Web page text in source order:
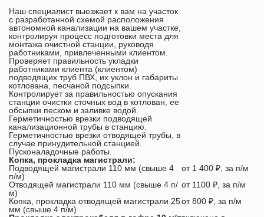
Наш специалист выезжает к вам на участок
с разработанной схемой расположения
автономной канализации на вашем участке,
контролируя процесс подготовки места для
монтажа очистной станции, руководя
работниками, привлеченными клиентом.
Проверяет правильность укладки
работниками клиента (клиентом)
подводящих труб ПВХ, их уклон и габариты
котлована, песчаной подсыпки.
Контролирует за правильностью опускания
станции очистки сточных вод в котлован, ее
обсыпки песком и заливке водой.
Герметичностью врезки подводящей
канализационной трубы в станцию.
Герметичностью врезки отводящей трубы, в
случае принудительной станцией.
Пусконаладочные работы.
Копка, прокладка магистрали:
Подводящей магистрали 110 мм (свыше 4
п/м)
от 1 400 ₽, за п/м
Отводящей магистрали 110 мм (свыше 4 п/
м)
от 1100 ₽, за п/м
Копка, прокладка отводящей магистрали 25
мм (свыше 4 п/м)
от 800 ₽, за п/м